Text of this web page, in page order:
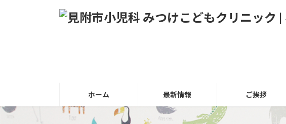
プ
動
ホーム 最新情報 ご挨拶